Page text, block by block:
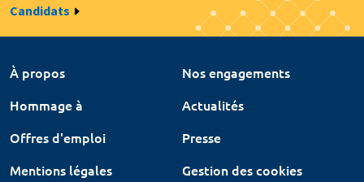
Candidats
À propos
Nos engagements
Hommage à
Actualités
Offres d'emploi
Presse
Mentions légales
Gestion des cookies